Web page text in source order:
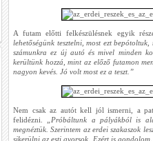
A futam előtti felkészülésnek egyik
lehetőségünk tesztelni, most ezt
számunkra ez új autó és mivel minden
kerültünk hozzá, mint az előző futamon
nagyon kevés. Jó volt most ez a teszt.”
Nem csak az autót kell jól ismerni, a
felidézni. „Próbáltunk a pályákból is
megnéztük. Szerintem az erdei szakaszok
sikerülni az esti gyorsok. Ezért is